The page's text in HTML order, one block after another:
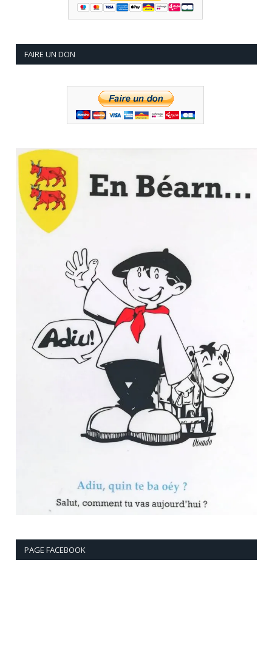
FAIRE UN DON
PAGE FACEBOOK